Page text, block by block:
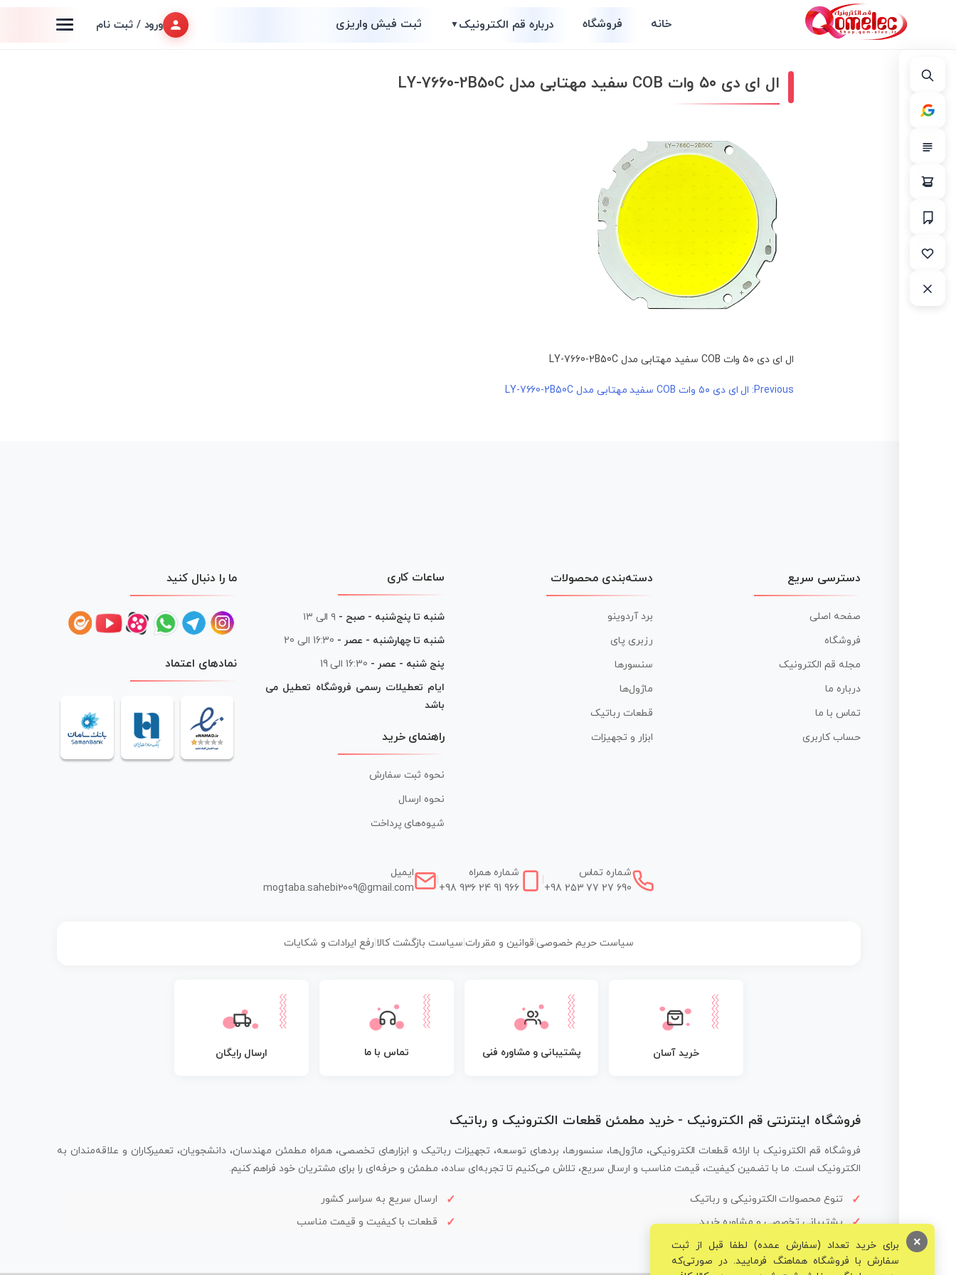
خانه فروشگاه درباره قم الکترونیک▼ ثبت فیش واریزی ورود / ثبت نام
ال ای دی ۵۰ وات COB سفید مهتابی مدل LY-7660-2B50C
ال ای دی ۵۰ وات COB سفید مهتابی مدل LY-7660-2B50C
راهبری
Previous: ال ای دی ۵۰ وات COB سفید مهتابی مدل LY-7660-2B50C
دسترسی سریع
صفحه اصلی
فروشگاه
مجله قم الکترونیک
درباره ما
تماس با ما
حساب کاربری
دسته‌بندی محصولات
برد آردوینو
رزبری پای
سنسورها
ماژول‌ها
قطعات رباتیک
ابزار و تجهیزات
ساعات کاری
شنبه تا پنج‌شنبه - صبح - ۹ الی ۱۳
شنبه تا چهارشنبه - عصر - 16:30 الی 20
پنج شنبه - عصر - 16:30 الی 19
ایام تعطیلات رسمی فروشگاه تعطیل می
باشد
راهنمای خرید
نحوه ثبت سفارش
نحوه ارسال
شیوه‌های پرداخت
ما را دنبال کنید
نمادهای اعتماد
شماره تماس
+98 253 77 27 690
شماره همراه
+98 936 24 91 966
ایمیل
mogtaba.sahebi2009@gmail.com
سیاست حریم خصوصی| قوانین و مقررات سیاست بازگشت کالا رفع ایرادات و شکایات
خرید آسان پشتیبانی و مشاوره فنی تماس با ما ارسال رایگان
فروشگاه اینترنتی قم الکترونیک - خرید مطمئن قطعات الکترونیک و رباتیک
فروشگاه قم الکترونیک با ارائه قطعات الکترونیکی، ماژول‌ها، سنسورها، بردهای توسعه، تجهیزات رباتیک و ابزارهای تخصصی، همراه مطمئن مهندسان، دانشجویان، تعمیرکاران و علاقه‌مندان به
الکترونیک است. ما با تضمین کیفیت، قیمت مناسب و ارسال سریع، تلاش می‌کنیم تا تجربه‌ای ساده، مطمئن و حرفه‌ای را برای مشتریان خود فراهم کنیم.
تنوع محصولات الکترونیکی و رباتیک
ارسال سریع به سراسر کشور
پشتیبانی تخصصی و مشاوره خرید
قطعات با کیفیت و قیمت مناسب
برای خرید تعداد (سفارش عمده) لطفا قبل از ثبت
سفارش با فروشگاه هماهنگ فرمایید. در صورتی‌که
×